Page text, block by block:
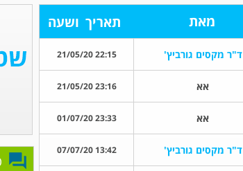
מאת תאריך ושעה
ד"ר מקסים גורביץ' 22:15 21/05/20
אא 23:16 21/05/20
אא 23:33 01/07/20
ד"ר מקסים גורביץ' 13:42 07/07/20